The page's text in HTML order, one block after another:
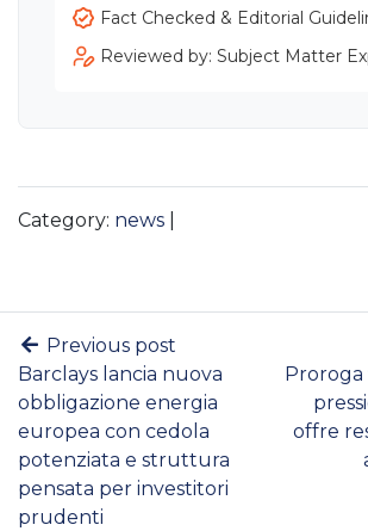
Fact Checked & Editorial
Reviewed by: Subject Matter
Category: news
Previous post
Barclays lancia nuova
obbligazione energia
europea con cedola
potenziata e struttura
pensata per investitori
prudenti
offre